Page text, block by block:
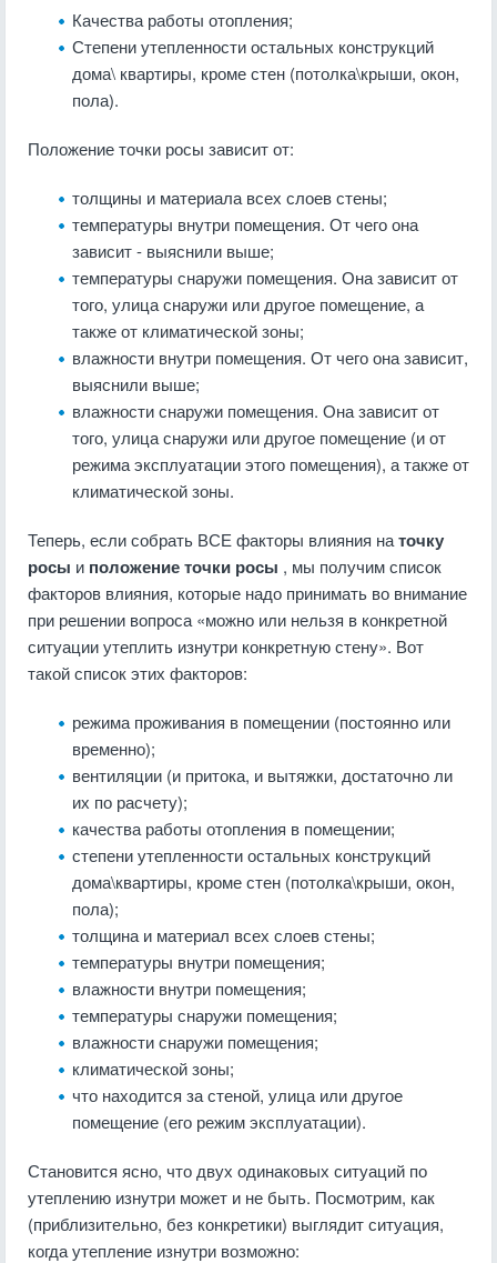
Качества работы отопления;
Степени утепленности остальных конструкций
дома\ квартиры, кроме стен (потолка\крыши, окон,
пола).
Положение точки росы зависит от:
толщины и материала всех слоев стены;
температуры внутри помещения. От чего она
зависит - выяснили выше;
температуры снаружи помещения. Она зависит от
того, улица снаружи или другое помещение, а
также от климатической зоны;
влажности внутри помещения. От чего она зависит,
выяснили выше;
влажности снаружи помещения. Она зависит от
того, улица снаружи или другое помещение (и от
режима эксплуатации этого помещения), а также от
климатической зоны.
Теперь, если собрать ВСЕ факторы влияния наточку
росы и положение точки росы , мы получим список
факторов влияния, которые надо принимать во внимание
при решении вопроса «можно или нельзя в конкретной
ситуации утеплить изнутри конкретную стену». Вот
такой список этих факторов:
режима проживания в помещении (постоянно или
временно);
вентиляции (и притока, и вытяжки, достаточно ли
их по расчету);
качества работы отопления в помещении;
степени утепленности остальных конструкций
дома\квартиры, кроме стен (потолка\крыши, окон,
пола);
толщина и материал всех слоев стены;
температуры внутри помещения;
влажности внутри помещения;
температуры снаружи помещения;
влажности снаружи помещения;
климатической зоны;
что находится за стеной, улица или другое
помещение (его режим эксплуатации).
Становится ясно, что двух одинаковых ситуаций по
утеплению изнутри может и не быть. Посмотрим, как
(приблизительно, без конкретики) выглядит ситуация,
когда утепление изнутри возможно: